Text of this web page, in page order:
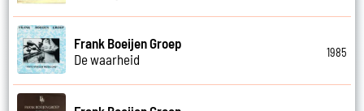
Frank Boeijen Groep
De waarheid
1985